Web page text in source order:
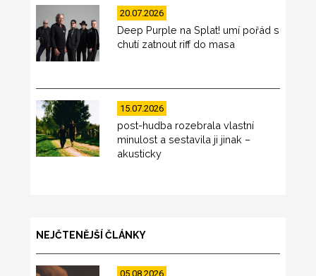
20.07.2026
Deep Purple na Splat! umí pořád s
chutí zatnout riff do masa
15.07.2026
post-hudba rozebrala vlastní
minulost a sestavila ji jinak –
akusticky
NEJČTENĚJŠÍ ČLÁNKY
05.08.2026